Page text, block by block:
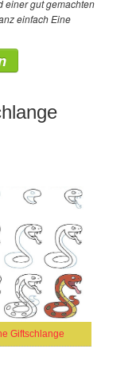
einer gut gemachten
einfach Eine
Giftschlange